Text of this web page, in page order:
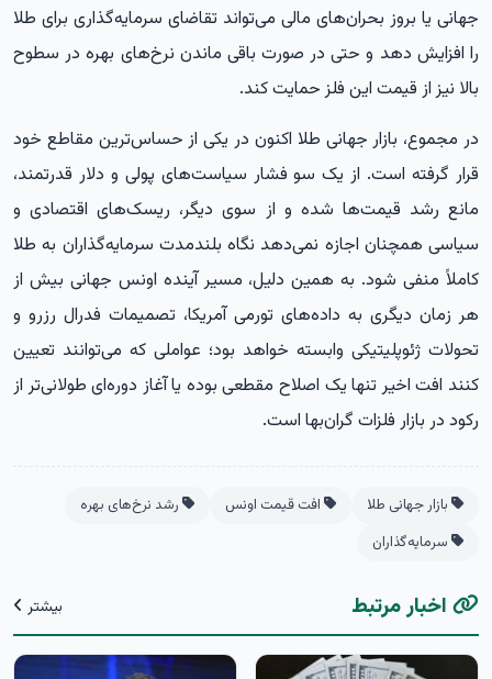
جهانی یا بروز بحران‌های مالی می‌تواند تقاضای سرمایه‌گذاری برای طلا
را افزایش دهد و حتی در صورت باقی ماندن نرخ‌های بهره در سطوح
بالا نیز از قیمت این فلز حمایت کند.
در مجموع، بازار جهانی طلا اکنون در یکی از حساس‌ترین مقاطع خود
قرار گرفته است. از یک سو فشار سیاست‌های پولی و دلار قدرتمند،
مانع رشد قیمت‌ها شده و از سوی دیگر، ریسک‌های اقتصادی و
سیاسی همچنان اجازه نمی‌دهد نگاه بلندمدت سرمایه‌گذاران به طلا
کاملاً منفی شود. به همین دلیل، مسیر آینده اونس جهانی بیش از
هر زمان دیگری به داده‌های تورمی آمریکا، تصمیمات فدرال رزرو و
تحولات ژئوپلیتیکی وابسته خواهد بود؛ عواملی که می‌توانند تعیین
کنند افت اخیر تنها یک اصلاح مقطعی بوده یا آغاز دوره‌ای طولانی‌تر از
رکود در بازار فلزات گران‌بها است.
بازار جهانی طلا افت قیمت اونس
رشد نرخ‌های بهره
سرمایه‌گذاران
اخبار مرتبط بیشتر